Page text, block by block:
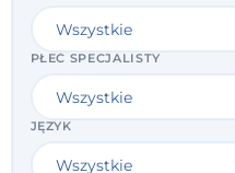
PŁEĆ SPECJALISTY
JĘZYK